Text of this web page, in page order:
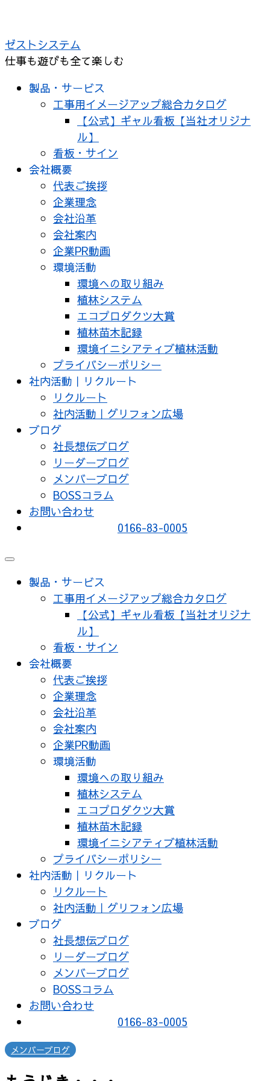
テ
ン
ゼストシステム
仕事も遊びも全て楽しむ
製品・サービス
工事用イメージアップ総合カタログ
【公式】ギャル看板【当社オリジナ
ル】
看板・サイン
会社概要
代表ご挨拶
企業理念
会社沿革
会社案内
企業PR動画
環境活動
環境への取り組み
植林システム
エコプロダクツ大賞
植林苗木記録
環境イニシアティブ植林活動
プライバシーポリシー
社内活動｜リクルート
リクルート
社内活動｜グリフォン広場
ブログ
社長想伝ブログ
リーダーブログ
メンバーブログ
BOSSコラム
お問い合わせ
0166-83-0005
メ
製品・サービス
工事用イメージアップ総合カタログ
【公式】ギャル看板【当社オリジナ
ル】
看板・サイン
会社概要
代表ご挨拶
企業理念
会社沿革
会社案内
企業PR動画
環境活動
環境への取り組み
植林システム
エコプロダクツ大賞
植林苗木記録
環境イニシアティブ植林活動
プライバシーポリシー
社内活動｜リクルート
リクルート
社内活動｜グリフォン広場
ブログ
社長想伝ブログ
リーダーブログ
メンバーブログ
BOSSコラム
お問い合わせ
0166-83-0005
メンバーブログ